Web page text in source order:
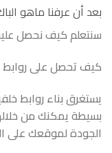
بعد أن عرفنا ماهو
سنتعلم كيف نحصل
كيف تحصل على روابط
بسيطة يمكنك من
الجودة لموقعك على